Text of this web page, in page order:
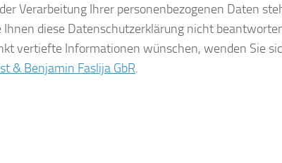
Verarbeitung Ihrer personenbezogenen Daten
Ihnen diese Datenschutzerklärung nicht
vertiefte Informationen wünschen, wenden Sie
& Benjamin Faslija GbR.